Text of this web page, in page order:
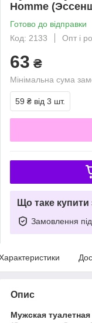
Homme
Готово до відправки
Код: 2133
Опт і
63 ₴
Мінімальна сума
59 ₴ від 3 шт.
Що таке
Замовлення
Опис
Мужская